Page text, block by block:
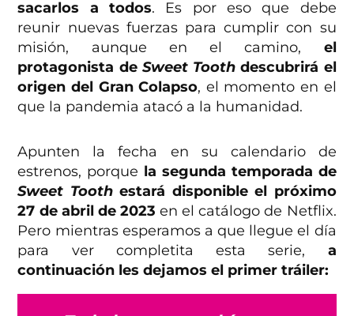
sacarlos a todos. Es por eso que debe
reunir nuevas fuerzas para cumplir con su
misión, aunque en el camino, el
protagonista de Sweet Tooth descubrirá el
origen del Gran Colapso, el momento en el
que la pandemia atacó a la humanidad.
Apunten la fecha en su calendario de
estrenos, porque la segunda temporada de
Sweet Toothestará disponible el próximo
27 de abril de 2023 en el catálogo de Netflix.
Pero mientras esperamos a que llegue el día
para ver completita esta serie, a
continuación les dejamos el primer tráiler: